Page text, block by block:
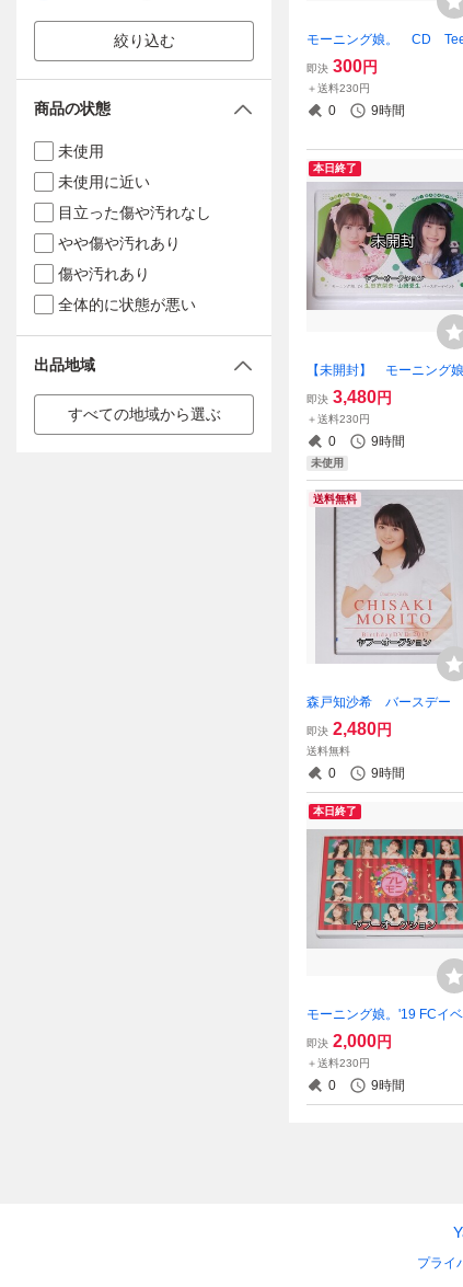
モーニング娘。 CD
age Solution/よしよしして
しいの/ビートの惑星 初回
生産限定盤SP1
即決 300円
＋送料230円
0 9時間
本日終了
【未開封】 モーニング
24 生田衣梨奈 山﨑愛
バースデーイベント 2024
DVD ハロプロ
即決 3,480円
＋送料230円
0 9時間
未使用
送料無料
森戸知沙希 バースデー
VD 2016 ハロプロ カ
トリー・ガールズ モーニ
グ娘。
即決 2,480円
送料無料
0 9時間
本日終了
モーニング娘。'19 FCイ
ト プレモニ クリスマス
佐藤優樹 小田さくら 牧野真
莉愛 加賀楓 森戸知沙希 北
莉央 岡村ほまれ 山﨑愛生
即決 2,000円
＋送料230円
0 9時間
絞り込む
商品の状態
未使用
未使用に近い
目立った傷や汚れなし
やや傷や汚れあり
傷や汚れあり
全体的に状態が悪い
出品地域
すべての地域から選ぶ
プライ